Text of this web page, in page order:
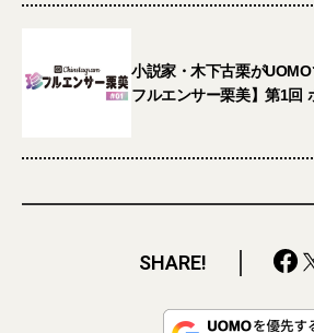
小説家・木下古栗が
フルエンサー栗美】第1回
SHARE!